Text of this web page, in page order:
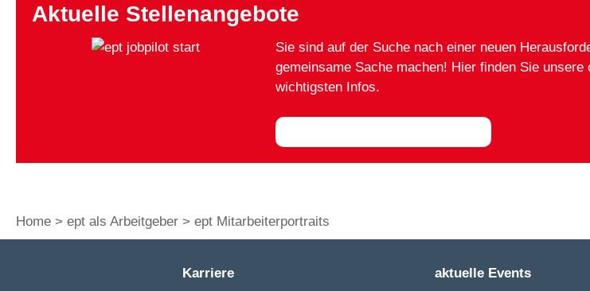
Aktuelle Stellenangebote
Sie sind auf der Suche nach einer neuen
gemeinsame Sache machen! Hier finden Sie unsere
wichtigsten Infos.
Home ept als Arbeitgeber ept Mitarbeiterportraits
Karriere aktuelle Events